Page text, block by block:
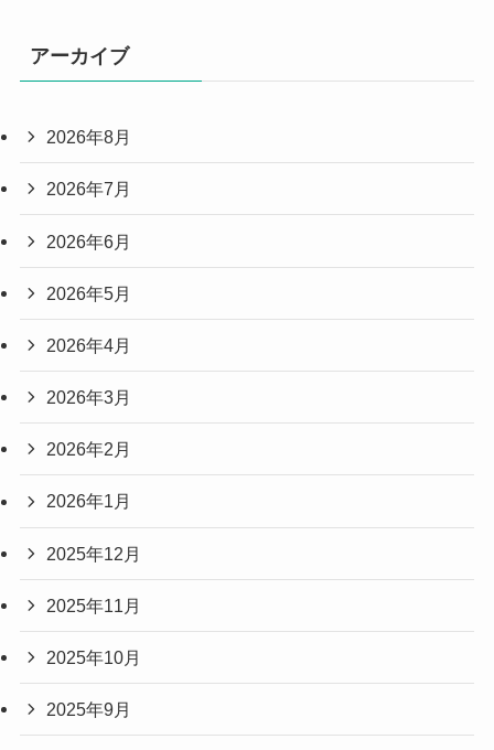
アーカイブ
2026年8月
2026年7月
2026年6月
2026年5月
2026年4月
2026年3月
2026年2月
2026年1月
2025年12月
2025年11月
2025年10月
2025年9月